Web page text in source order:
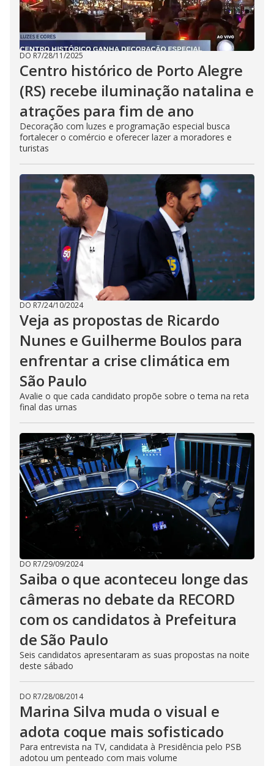
DO R7/28/11/2025
Centro histórico de Porto Alegre
(RS) recebe iluminação natalina e
atrações para fim de ano
Decoração com luzes e programação especial busca
fortalecer o comércio e oferecer lazer a moradores e
turistas
DO R7/24/10/2024
Veja as propostas de Ricardo
Nunes e Guilherme Boulos para
enfrentar a crise climática em
São Paulo
Avalie o que cada candidato propõe sobre o tema na reta
final das urnas
DO R7/29/09/2024
Saiba o que aconteceu longe das
câmeras no debate da RECORD
com os candidatos à Prefeitura
de São Paulo
Seis candidatos apresentaram as suas propostas na noite
deste sábado
DO R7/28/08/2014
Marina Silva muda o visual e
adota coque mais sofisticado
Para entrevista na TV, candidata à Presidência pelo PSB
adotou um penteado com mais volume